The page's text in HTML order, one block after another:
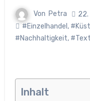
Von Petra
#Einzelhandel ,
#Nachhaltigkeit,
Inhalt